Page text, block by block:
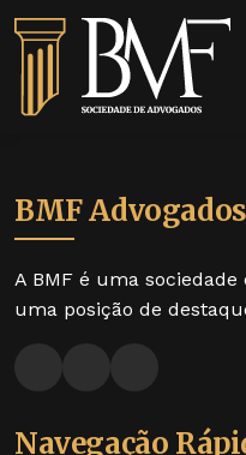
BMF Advogados
A BMF é uma
uma posição de
Navegação